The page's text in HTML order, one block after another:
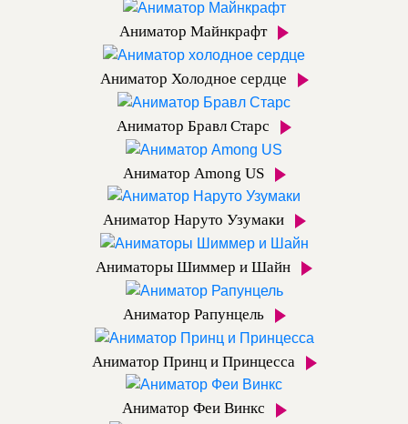
Аниматор Майнкрафт
Аниматор Холодное сердце
Аниматор Бравл Старс
Аниматор Among US
Аниматор Наруто Узумаки
Аниматоры Шиммер и Шайн
Аниматор Рапунцель
Аниматор Принц и Принцесса
Аниматор Феи Винкс